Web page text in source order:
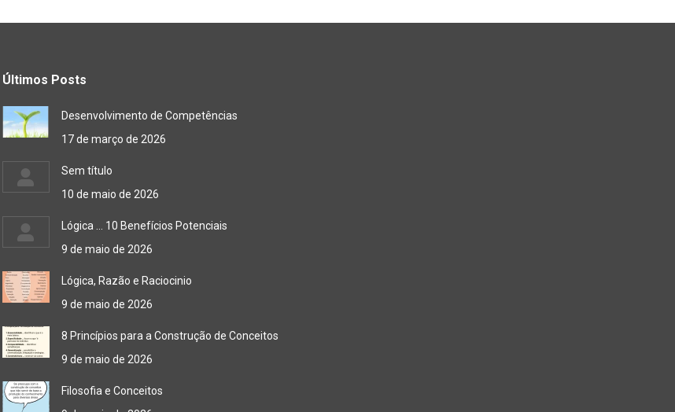
Últimos Posts
Desenvolvimento de Competências
17 de março de 2026
Sem título
10 de maio de 2026
Lógica … 10 Benefícios Potenciais
9 de maio de 2026
Lógica, Razão e Raciocinio
9 de maio de 2026
8 Princípios para a Construção de Conceitos
9 de maio de 2026
Filosofia e Conceitos